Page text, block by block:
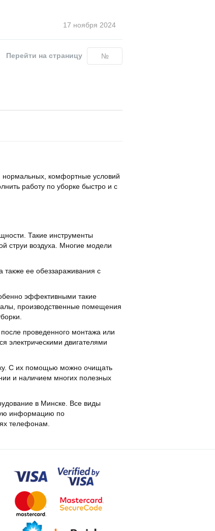
17 ноября 2024
Перейти на страницу
нормальных, комфортные условий
работу по уборке быстро и с
Такие инструменты
струи воздуха. Многие модели
также ее обеззараживания с
эффективными такие
производственные помещения
проведенного монтажа или
электрическими двигателями
С их помощью можно очищать
и наличием многих полезных
в Минске. Все виды
информацию по
телефонам.